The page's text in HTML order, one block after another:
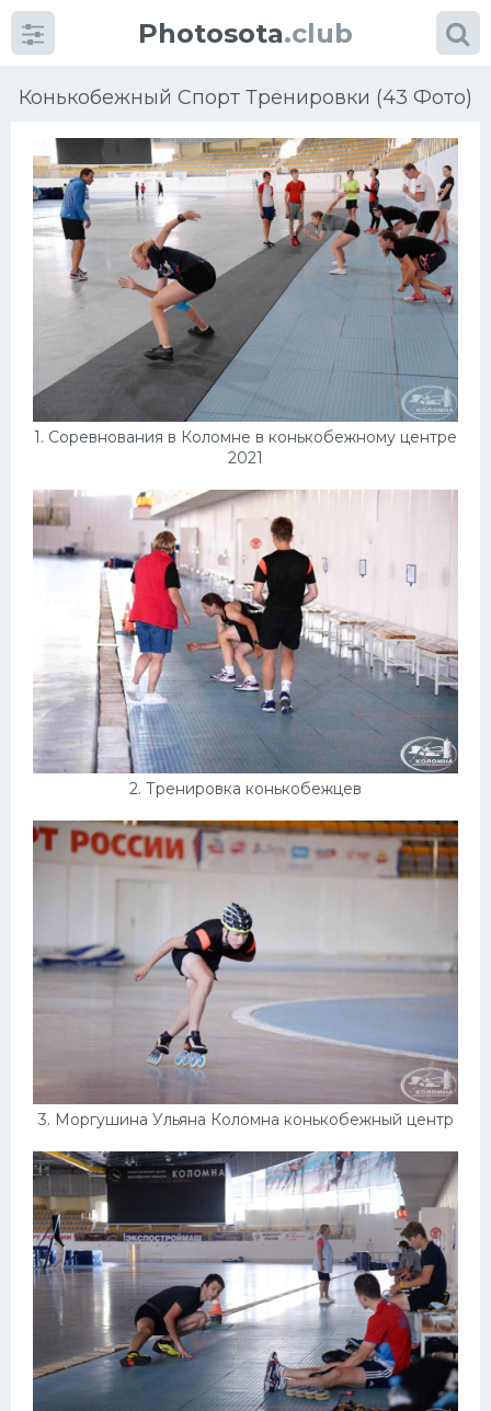
Photosota.club
Конькобежный Спорт Тренировки (43 Фото)
1. Соревнования в Коломне в конькобежному центре
2021
2. Тренировка конькобежцев
3. Моргушина Ульяна Коломна конькобежный центр
КатегорииФото
Много картинок...
Футбол
Баскетбол
Хоккей
Велогонки
Конькобежный спорт
Тренажеры
Интерьеры квартир